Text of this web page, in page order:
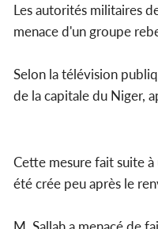
Les autorités militaires
menace d'un groupe
Selon la télévision
de la capitale du Niger,
Cette mesure fait suite
été crée peu après le